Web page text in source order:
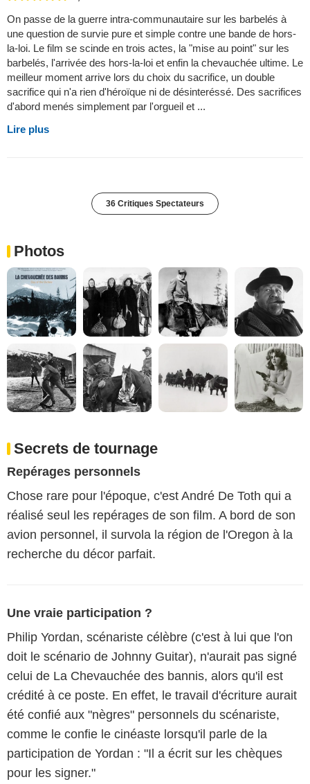
On passe de la guerre intra-communautaire sur les barbelés à
une question de survie pure et simple contre une bande de hors-
la-loi. Le film se scinde en trois actes, la "mise au point" sur les
barbelés, l'arrivée des hors-la-loi et enfin la chevauchée ultime. Le
meilleur moment arrive lors du choix du sacrifice, un double
sacrifice qui n'a rien d'héroïque ni de désinteréssé. Des sacrifices
d'abord menés simplement par l'orgueil et ...
Lire plus
36 Critiques Spectateurs
Photos
Secrets de tournage
Repérages personnels
Chose rare pour l'époque, c'est André De Toth qui a
réalisé seul les repérages de son film. A bord de son
avion personnel, il survola la région de l'Oregon à la
recherche du décor parfait.
Une vraie participation ?
Philip Yordan, scénariste célèbre (c'est à lui que l'on
doit le scénario de Johnny Guitar), n'aurait pas signé
celui de La Chevauchée des bannis, alors qu'il est
crédité à ce poste. En effet, le travail d'écriture aurait
été confié aux "nègres" personnels du scénariste,
comme le confie le cinéaste lorsqu'il parle de la
participation de Yordan : "Il a écrit sur les chèques
pour les signer."